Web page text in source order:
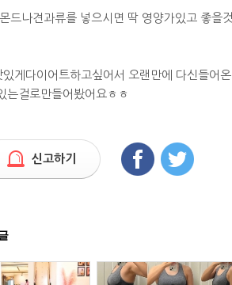
드나견과류를 넣으시면 딱 영양가있고 좋을
게다이어트하고싶어서 오랜만에 다신들어온
는걸로만들어봤어요ㅎㅎ
신고하기